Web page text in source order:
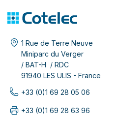
1 Rue de Terre Neuve
Miniparc du Verger
/ BAT-H / RDC
91940 LES ULIS - France
+33 (0)1 69 28 05 06
+33 (0)1 69 28 63 96